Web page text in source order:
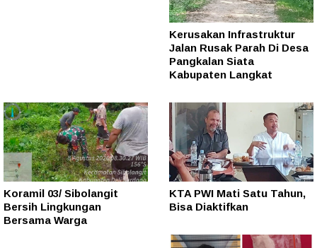
Kerusakan Infrastruktur
Jalan Rusak Parah Di Desa
Pangkalan Siata
Kabupaten Langkat
Koramil 03/ Sibolangit
Bersih Lingkungan
Bersama Warga
KTA PWI Mati Satu Tahun,
Bisa Diaktifkan